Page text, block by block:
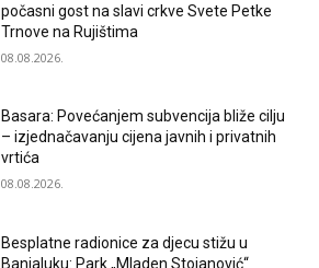
počasni gost na slavi crkve Svete Petke
Trnove na Rujištima
08.08.2026.
Basara: Povećanjem subvencija bliže cilju
– izjednačavanju cijena javnih i privatnih
vrtića
08.08.2026.
Besplatne radionice za djecu stižu u
Banjaluku: Park „Mladen Stojanović“